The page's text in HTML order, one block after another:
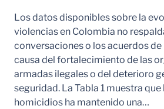
Los datos disponibles sobre la
violencias en Colombia no
conversaciones o los acuerdos de
causa del fortalecimiento de las
armadas ilegales o del deterioro
seguridad. La Tabla 1 muestra
homicidios ha mantenido una…